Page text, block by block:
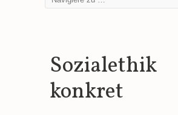
Sozialethik
konkret